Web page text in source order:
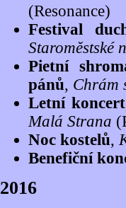
(Resonance)
Festival
Staroměstské
Pietní
pánů, Chrám
Letní koncert
Malá Strana
Noc kostelů,
Benefiční
2016